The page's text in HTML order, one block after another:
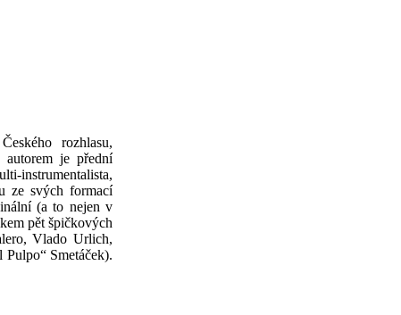
rozhlasu,
autorem je přední
instrumentalista,
ze svých formací
(a to nejen v
pět špičkových
Vlado Urlich,
Smetáček).